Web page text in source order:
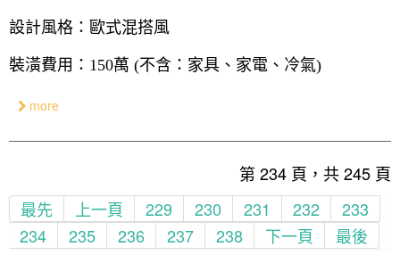
設計風格：歐式混搭風
裝潢費用：150萬 (不含：家具、家電、冷氣)
more
第 234 頁，共 245 頁
最先
上一頁 229 230 231 232
233
234
235 236 237 238 下一頁 最後